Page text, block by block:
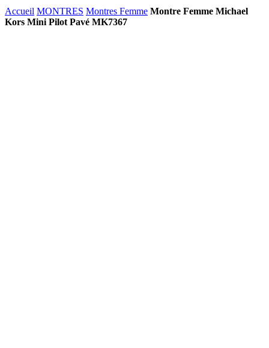
Accueil MONTRES Montres Femme Montre Femme Michael
Kors Mini Pilot Pavé MK7367